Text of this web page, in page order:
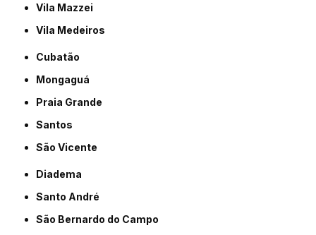
Vila Mazzei
Vila Medeiros
Cubatão
Mongaguá
Praia Grande
Santos
São Vicente
Diadema
Santo André
São Bernardo do Campo